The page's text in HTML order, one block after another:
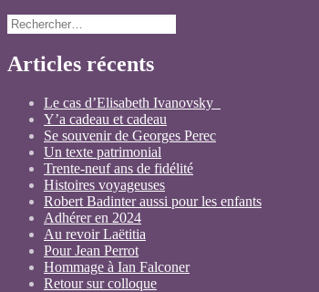
Rechercher :
Articles récents
Le cas d’Elisabeth Ivanovsky
Y’a cadeau et cadeau
Se souvenir de Georges Perec
Un texte patrimonial
Trente-neuf ans de fidélité
Histoires voyageuses
Robert Badinter aussi pour les enfants
Adhérer en 2024
Au revoir Laëtitia
Pour Jean Perrot
Hommage à Ian Falconer
Retour sur colloque